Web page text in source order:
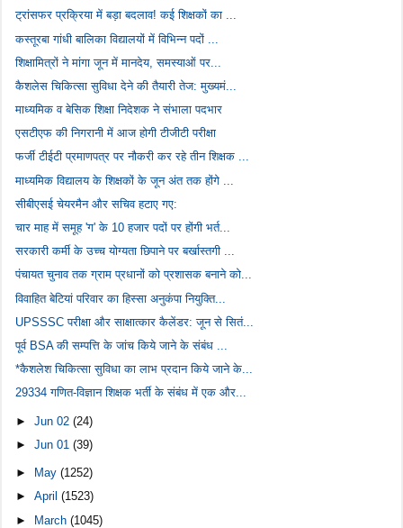
ट्रांसफर प्रक्रिया में बड़ा बदलाव! कई शिक्षकों का ...
कस्तूरबा गांधी बालिका विद्यालयों में विभिन्न पदों ...
शिक्षामित्रों ने मांगा जून में मानदेय, समस्याओं पर...
कैशलेस चिकित्सा सुविधा देने की तैयारी तेज: मुख्यमं...
माध्यमिक व बेसिक शिक्षा निदेशक ने संभाला पदभार
एसटीएफ की निगरानी में आज होगी टीजीटी परीक्षा
फर्जी टीईटी प्रमाणपत्र पर नौकरी कर रहे तीन शिक्षक ...
माध्यमिक विद्यालय के शिक्षकों के जून अंत तक होंगे ...
सीबीएसई चेयरमैन और सचिव हटाए गए:
चार माह में समूह 'ग' के 10 हजार पदों पर होंगी भर्त...
सरकारी कर्मी के उच्च योग्यता छिपाने पर बर्खास्तगी ...
पंचायत चुनाव तक ग्राम प्रधानों को प्रशासक बनाने को...
विवाहित बेटियां परिवार का हिस्सा अनुकंपा नियुक्ति...
UPSSSC परीक्षा और साक्षात्कार कैलेंडर: जून से सितं...
पूर्व BSA की सम्पत्ति के जांच किये जाने के संबंध ...
*कैशलेश चिकित्सा सुविधा का लाभ प्रदान किये जाने के...
29334 गणित-विज्ञान शिक्षक भर्ती के संबंध में एक और...
►Jun 02(24)
►Jun 01(39)
► May(1252)
►April(1523)
► March(1045)